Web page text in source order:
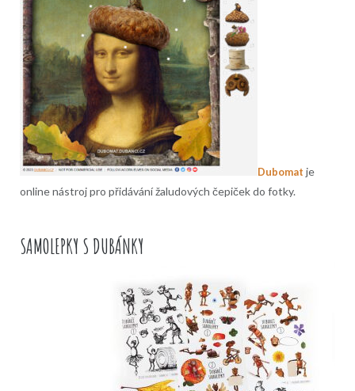
Dubomat je
online nástroj pro přidávání žaludových čepiček do fotky.
SAMOLEPKY S DUBÁNKY